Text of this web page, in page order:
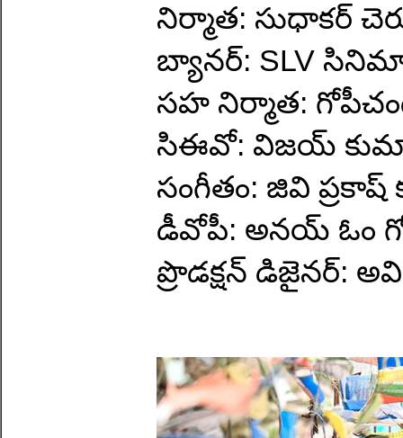
నిర్మాత: సుధాకర్
బ్యానర్: SLV
సహ నిర్మాత:
సిఈవో: విజయ్
సంగీతం: జివి
డీవోపీ: అనయ్ ఓం
ప్రొడక్షన్ డిజైనర్: